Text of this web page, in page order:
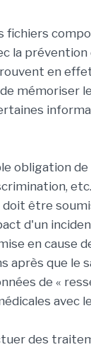
fichiers
la
en
mémoriser
obligation
être
d'un
en cause
après que le
de «
avec
des